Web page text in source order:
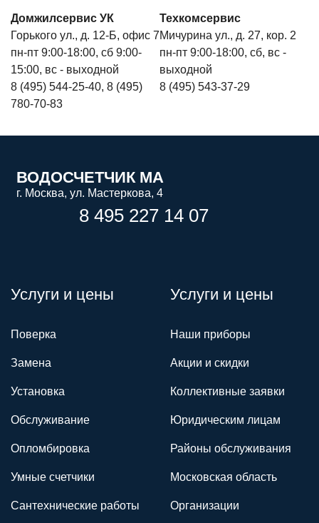
Домжилсервис УК
Горького ул., д. 12-Б, офис 7
пн-пт 9:00-18:00, сб 9:00-
15:00, вс - выходной
8 (495) 544-25-40, 8 (495)
780-70-83
Техкомсервис
Мичурина ул., д. 27, кор. 2
пн-пт 9:00-18:00, сб, вс -
выходной
8 (495) 543-37-29
ВОДОСЧЕТЧИК МА
г. Москва, ул. Мастеркова, 4
8 495 227 14 07
Услуги и цены
Поверка
Замена
Установка
Обслуживание
Опломбировка
Умные счетчики
Сантехнические работы
Услуги и цены
Наши приборы
Акции и скидки
Коллективные заявки
Юридическим лицам
Районы обслуживания
Московская область
Организации